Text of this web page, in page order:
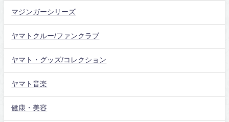
マジンガーシリーズ
ヤマトクルー/ファンクラブ
ヤマト・グッズ/コレクション
ヤマト音楽
健康・美容